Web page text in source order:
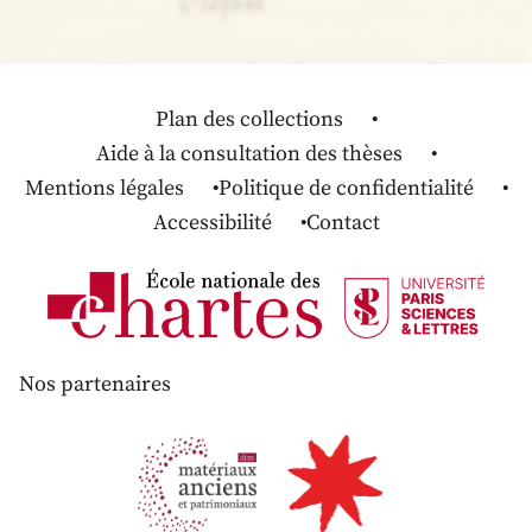
Plan des collections
Aide à la consultation des thèses
Mentions légales
Politique de confidentialité
Accessibilité
Contact
Nos partenaires